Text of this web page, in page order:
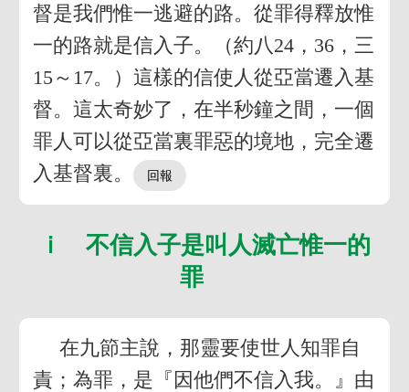
督是我們惟一逃避的路。從罪得釋放惟
一的路就是信入子。（約八24，36，三
15～17。）這樣的信使人從亞當遷入基
督。這太奇妙了，在半秒鐘之間，一個
罪人可以從亞當裏罪惡的境地，完全遷
入基督裏。
ｉ 不信入子是叫人滅亡惟一的
罪
在九節主說，那靈要使世人知罪自
責；為罪，是『因他們不信入我。』由